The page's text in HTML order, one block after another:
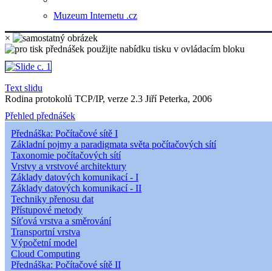
Muzeum Internetu .cz
×
Text slidu
Rodina protokolů TCP/IP, verze 2.3 Jiří Peterka, 2006
Přehled přednášek
Přednáška: Počítačové sítě I
Základní pojmy a paradigmata světa počítačových sítí
Taxonomie počítačových sítí
Vrstvy a vrstvové architektury
Základy datových komunikací - I
Základy datových komunikací - II
Techniky přenosu dat
Přístupové metody
Síťová vrstva a směrování
Transportní vrstva
Výpočetní model
Cloud Computing
Přednáška: Počítačové sítě II